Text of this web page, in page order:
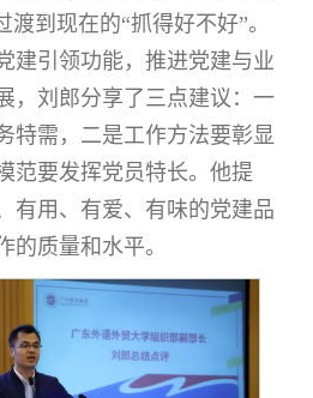
渡到现在的“抓得好不好”。
建引领功能，推进党建与业
，刘郎分享了三点建议：一
特需，二是工作方法要彰显
范要发挥党员特长。他提
有用、有爱、有味的党建品
的质量和水平。